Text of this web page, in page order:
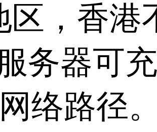
区，香港
务器可
络路径